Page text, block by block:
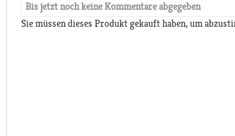
Bis jetzt noch keine Kommentare abgegeben
Sie müssen dieses Produkt gekauft haben, um